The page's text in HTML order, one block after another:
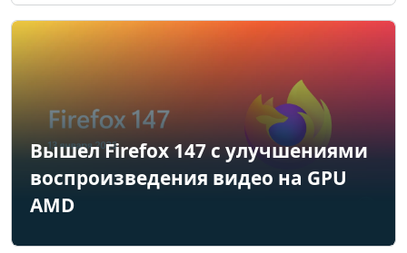
Вышел Firefox 147 с улучшениями
воспроизведения видео на GPU
AMD